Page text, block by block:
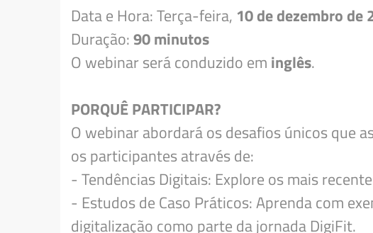
Data e Hora: Terça-feira, 10 de dezembro de
Duração:90 minutos
O webinar será conduzido em inglês.
PORQUÊ PARTICIPAR?
O webinar abordará os desafios únicos que
os participantes através de:
- Tendências Digitais: Explore os mais
- Estudos de Caso Práticos: Aprenda com
digitalização como parte da jornada DigiFit.